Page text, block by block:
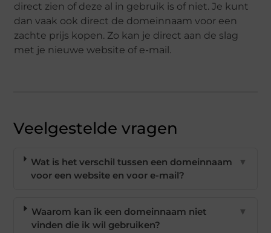
direct zien of deze al in gebruik is of niet. Je kunt
dan vaak ook direct de domeinnaam voor een
zachte prijs kopen. Zo kan je direct aan de slag
met je nieuwe website of e-mail.
Veelgestelde vragen
Wat is het verschil tussen een domeinnaam
voor een website en voor e-mail?
▼
Waarom kan ik een domeinnaam niet
vinden die ik wil gebruiken?
▼